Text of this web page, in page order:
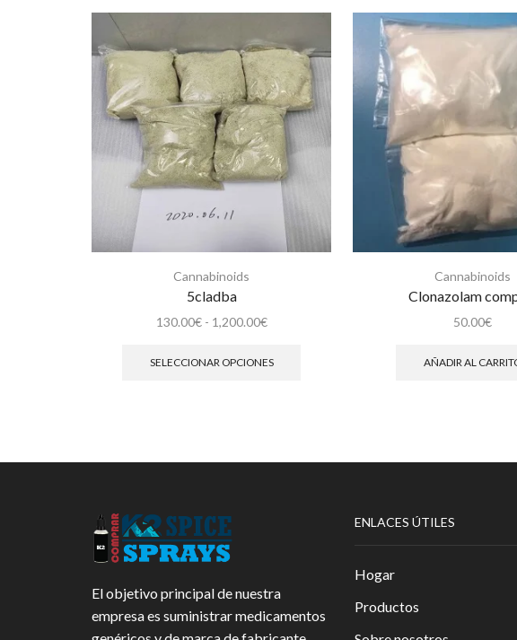
Cannabinoids
5cladba
130.00€ - 1,200.00€Rango
precios:
SELECCIONAR OPCIONES
Cannabinoids
Clonazolam
50.00€
AÑADIR AL
El objetivo principal de nuestra
empresa es suministrar medicamentos
ENLACES ÚTILES
Hogar
Productos